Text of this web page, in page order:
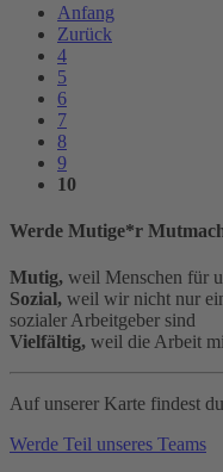
Anfang
Zurück
4
5
6
7
8
9
10
Werde Mutige*r
Mutig, weil Menschen für
Sozial, weil wir nicht nur
sozialer Arbeitgeber sind
Vielfältig, weil die Arbeit
Auf unserer Karte findest
Werde Teil unseres Teams